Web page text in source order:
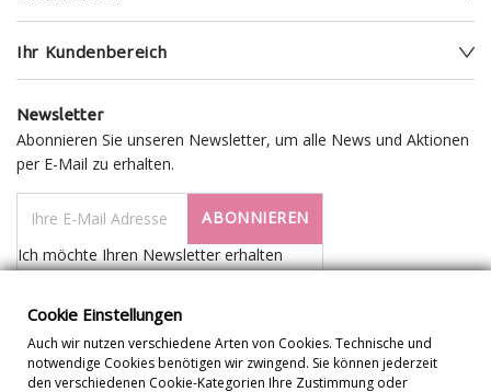
Ihr Kundenbereich
Newsletter
Abonnieren Sie unseren Newsletter, um alle News und Aktionen
per E-Mail zu erhalten.
ABONNIEREN
Ich möchte Ihren Newsletter erhalten
Cookie Einstellungen
Auch wir nutzen verschiedene Arten von Cookies. Technische und
notwendige Cookies benötigen wir zwingend. Sie können jederzeit
den verschiedenen Cookie-Kategorien Ihre Zustimmung oder